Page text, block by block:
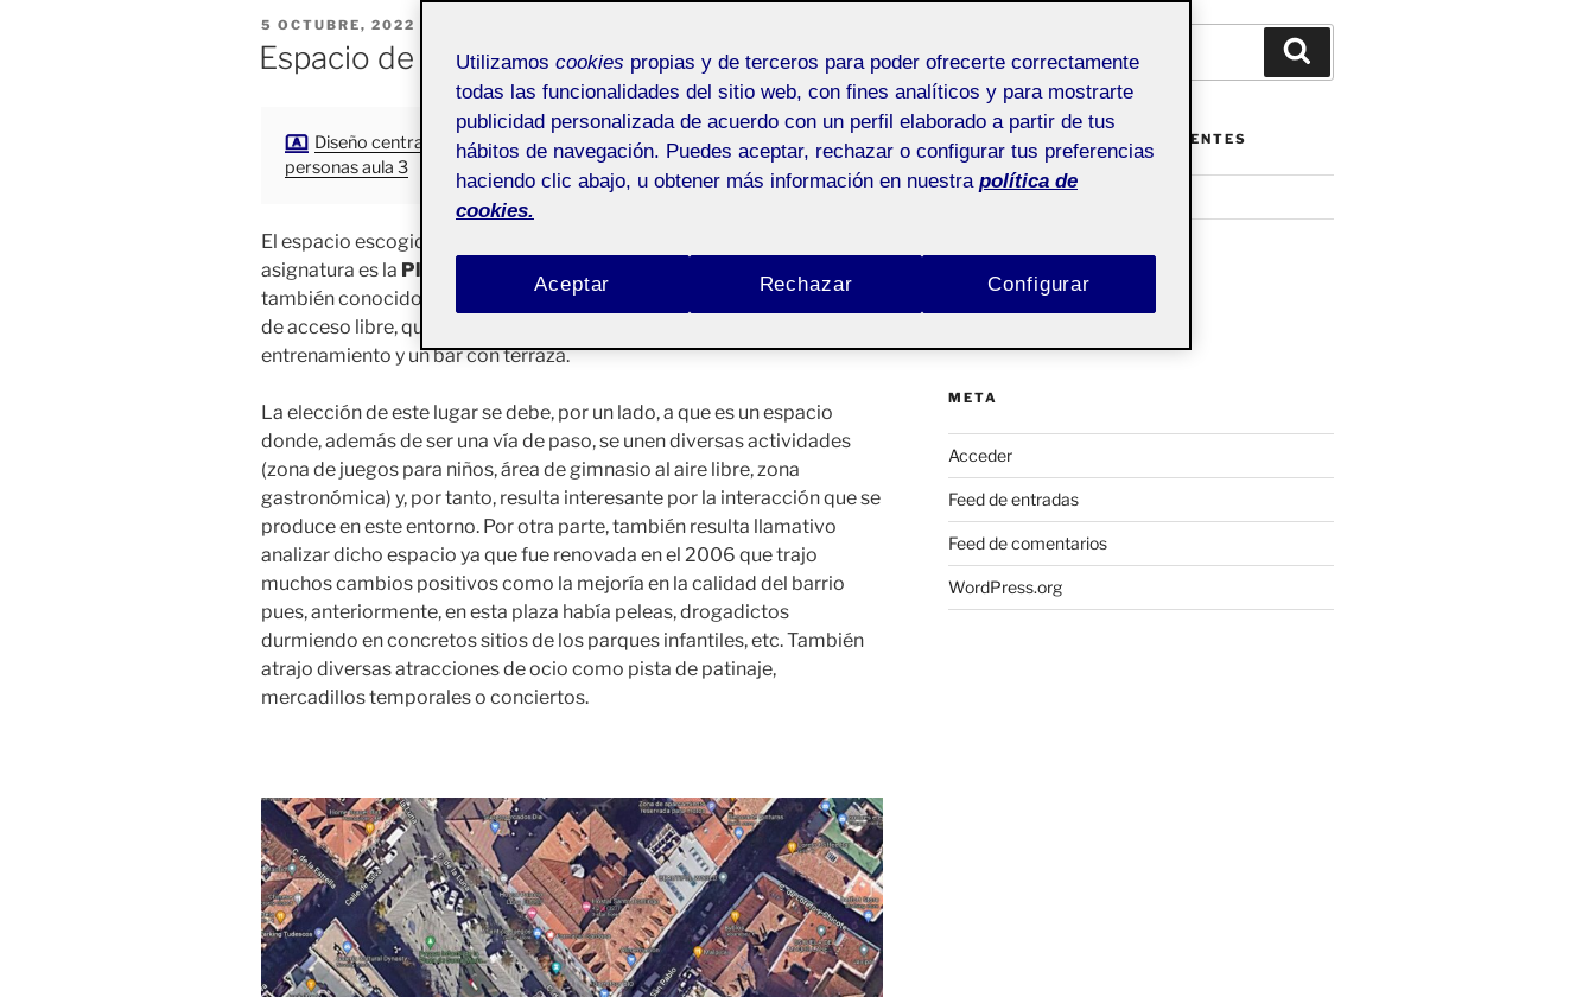
PUBLICADO
EL
5 OCTUBRE, 2022
Espacio de ocio seleccionado
Diseño centrado en las
personas aula 3
Pública
El espacio escogido para el proyecto que se trabajará en esta
asignatura es la Plaza de Santa María Soledad Torres Acosta
también conocido como Plaza de la Luna. Se trata de una plaza urbana,
de acceso libre, que cuenta con un parque infantil, una zona de
entrenamiento y un bar con terraza.
La elección de este lugar se debe, por un lado, a que es un espacio
donde, además de ser una vía de paso, se unen diversas actividades
(zona de juegos para niños, área de gimnasio al aire libre, zona
gastronómica) y, por tanto, resulta interesante por la interacción que se
produce en este entorno. Por otra parte, también resulta llamativo
analizar dicho espacio ya que fue renovada en el 2006 que trajo
muchos cambios positivos como la mejoría en la calidad del barrio
pues, anteriormente, en esta plaza había peleas, drogadictos
durmiendo en concretos sitios de los parques infantiles, etc. También
atrajo diversas atracciones de ocio como pista de patinaje,
mercadillos temporales o conciertos.
por:
ACTIFOLIO ENTRADAS RECIENTES
Espacio de ocio seleccionado
MIS ACTIVIDADES
META
Acceder
Feed de entradas
Feed de comentarios
WordPress.org
Utilizamos cookies propias y de terceros para poder ofrecerte correctamente
todas las funcionalidades del sitio web, con fines analíticos y para mostrarte
publicidad personalizada de acuerdo con un perfil elaborado a partir de tus
hábitos de navegación. Puedes aceptar, rechazar o configurar tus preferencias
haciendo clic abajo, u obtener más información en nuestra política de
cookies.
Rechazar
Aceptar Configurar